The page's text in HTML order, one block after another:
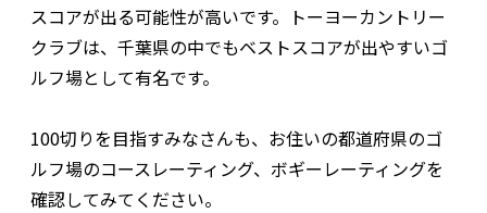
スコアが出る可能性が高いです。トーヨーカントリー
クラブは、千葉県の中でもベストスコアが出やすいゴ
ルフ場として有名です。
100切りを目指すみなさんも、お住いの都道府県のゴ
ルフ場のコースレーティング、ボギーレーティングを
確認してみてください。